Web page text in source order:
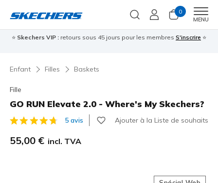
0
MENU
⭐ Skechers VIP : retours sous 45 jours pour les membres S'inscrire ⭐
Enfant Filles Baskets
Fille
GO RUN Elevate 2.0 - Where's My Skechers?
Évaluation client 5 sur 5
5 avis Ajouter à la Liste de souhaits
55,00 € incl. TVA